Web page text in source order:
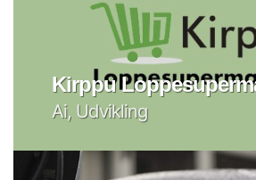
Kirppu
Ai, Udvikling